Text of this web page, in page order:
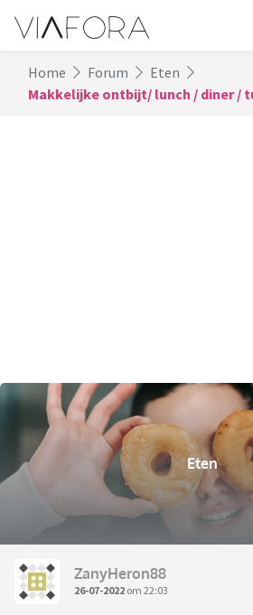
Home Forum
Eten
Makkelijke ontbijt/ lunch / diner /
Eten
ZanyHeron88
26-07-2022 om 22:03